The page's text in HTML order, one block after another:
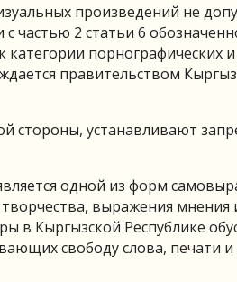
произведений не
частью 2 статьи 6
порнографических
правительством
стороны, устанавливают
одной из форм
выражения мнения
в Кыргызской Республике
свободу слова, печати и